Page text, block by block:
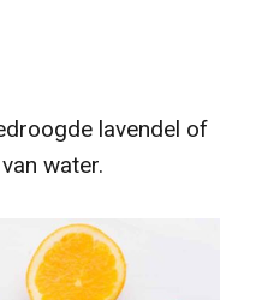
lavendel of
water.